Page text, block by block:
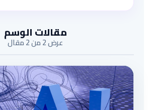
مقالات الوسم
عرض 2 من 2 مقال